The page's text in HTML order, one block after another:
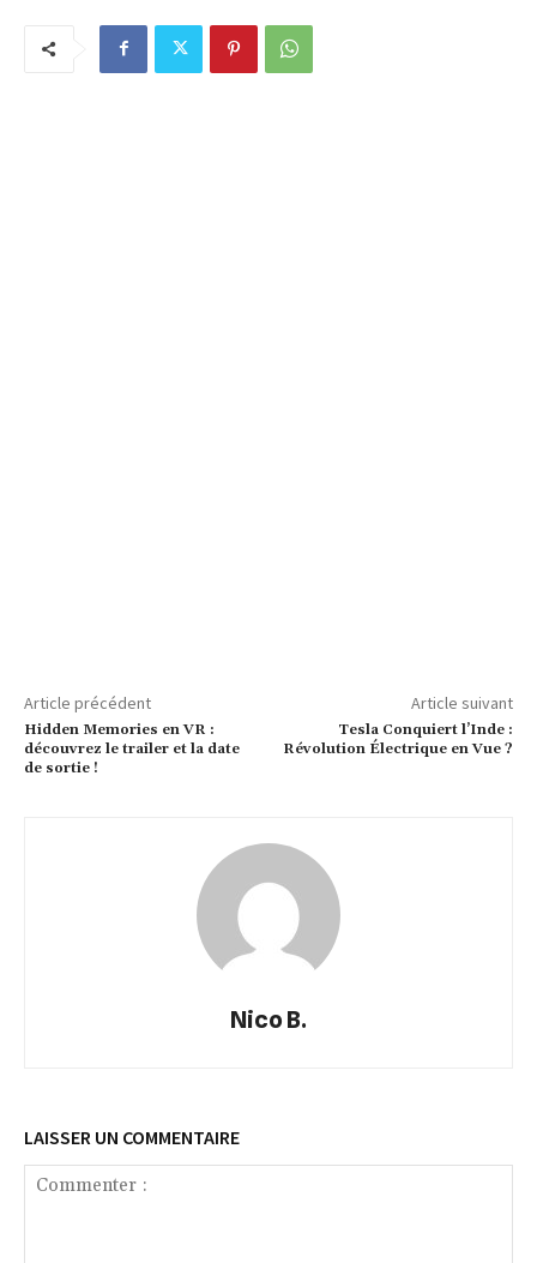
Article précédent
Hidden Memories en VR :
découvrez le trailer et la date
de sortie !
Article suivant
Tesla Conquiert l’Inde :
Révolution Électrique en Vue ?
Nico B.
LAISSER UN COMMENTAIRE